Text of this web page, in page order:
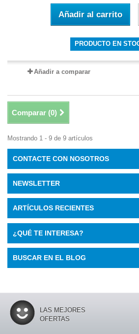
Añadir al carrito
PRODUCTO EN
Añadir a comparar
Comparar (0)
Mostrando 1 - 9 de 9 artículos
CONTACTE CON NOSOTROS
NEWSLETTER
ARTÍCULOS RECIENTES
¿QUÉ TE INTERESA?
BUSCAR EN EL BLOG
LAS MEJORES
OFERTAS